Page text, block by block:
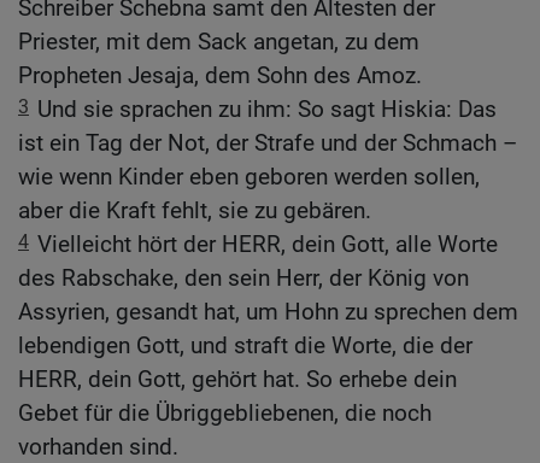
Schreiber Schebna samt den Ältesten der
Priester, mit dem Sack angetan, zu dem
Propheten Jesaja, dem Sohn des Amoz.
3 Und sie sprachen zu ihm: So sagt Hiskia: Das
ist ein Tag der Not, der Strafe und der Schmach –
wie wenn Kinder eben geboren werden sollen,
aber die Kraft fehlt, sie zu gebären.
4 Vielleicht hört der HERR, dein Gott, alle Worte
des Rabschake, den sein Herr, der König von
Assyrien, gesandt hat, um Hohn zu sprechen dem
lebendigen Gott, und straft die Worte, die der
HERR, dein Gott, gehört hat. So erhebe dein
Gebet für die Übriggebliebenen, die noch
vorhanden sind.